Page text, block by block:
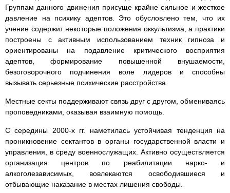
Группам данного движения присуще крайне сильное и жесткое
давление на психику адептов. Это обусловлено тем, что их
учение содержит некоторые положения оккультизма, а практики
построены с активным использованием техник гипноза и
ориентированы на подавление критического восприятия
адептов, формирование повышенной внушаемости,
безоговорочного подчинения воле лидеров и способны
вызывать серьезные психические расстройства.
Местные секты поддерживают связь друг с другом, обмениваясь
проповедниками, оказывая взаимную помощь.
С середины 2000-х гг. наметилась устойчивая тенденция на
проникновение сектантов в органы государственной власти и
управления, в среду военнослужащих. Активно осуществляется
организация центров по реабилитации нарко- и
алкоголезависимых, вовлекаются освободившиеся и
отбывающие наказание в местах лишения свободы.